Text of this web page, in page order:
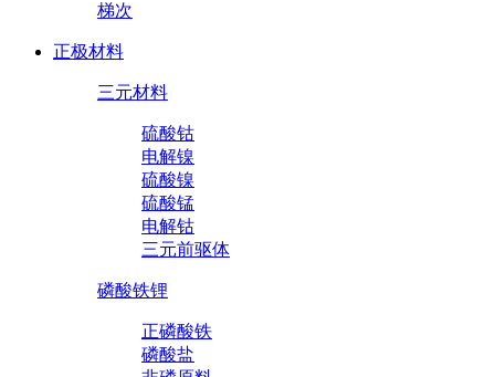
梯次
正极材料
三元材料
硫酸钴
电解镍
硫酸镍
硫酸锰
电解钴
三元前驱体
磷酸铁锂
正磷酸铁
磷酸盐